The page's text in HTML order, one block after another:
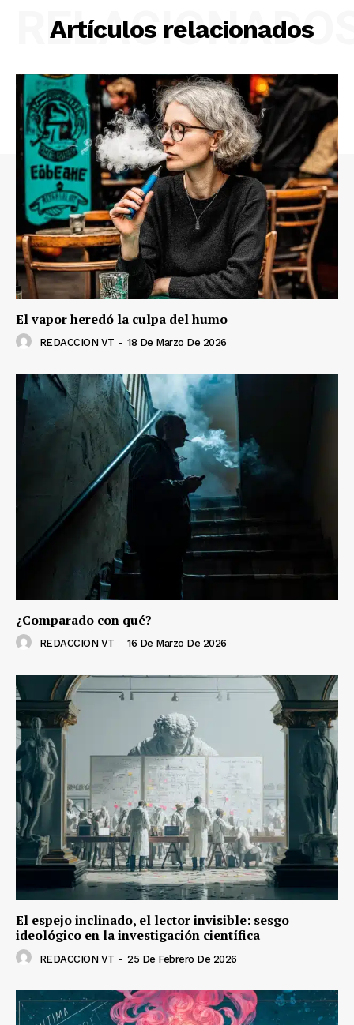
Artículos relacionados
El vapor heredó la culpa del humo
REDACCION VT - 18 De Marzo De 2026
¿Comparado con qué?
REDACCION VT - 16 De Marzo De 2026
El espejo inclinado, el lector invisible: sesgo
ideológico en la investigación científica
REDACCION VT - 25 De Febrero De 2026